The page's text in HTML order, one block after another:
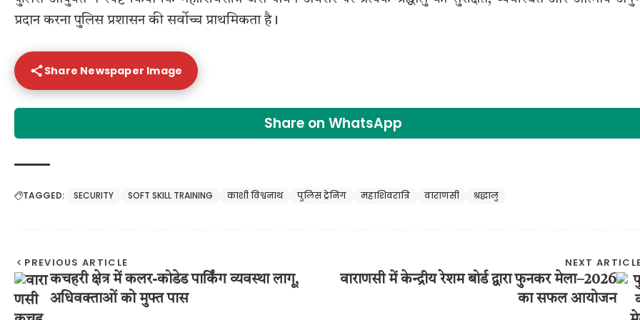
प्रदान करना पुलिस प्रशासन की सर्वोच्च प्राथमिकता है।
Share Newspaper Image
Share on WhatsApp
TAGGED: SECURITY SOFT SKILL TRAINING काशी विश्वनाथ पुलिस ट्रेनिंग महाशिवरात्रि वाराणसी श्रद्धालु
PREVIOUS ARTICLE
कचहरी क्षेत्र में कलर-कोडेड पार्किंग व्यवस्था लागू,
अधिवक्ताओं को मुफ्त पास
NEXT
वाराणसी में केन्द्रीय रेशम बोर्ड द्वारा फुनकर मेला–2026
का सफल आयोजन